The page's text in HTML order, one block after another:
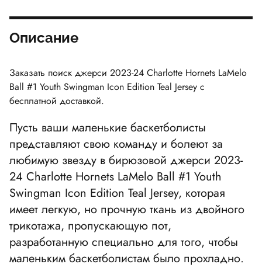
Описание
Заказать поиск джерси 2023-24 Charlotte Hornets LaMelo
Ball #1 Youth Swingman Icon Edition Teal Jersey с
бесплатной доставкой.
Пусть ваши маленькие баскетболисты
представляют свою команду и болеют за
любимую звезду в бирюзовой джерси 2023-
24 Charlotte Hornets LaMelo Ball #1 Youth
Swingman Icon Edition Teal Jersey, которая
имеет легкую, но прочную ткань из двойного
трикотажа, пропускающую пот,
разработанную специально для того, чтобы
маленьким баскетболистам было прохладно.